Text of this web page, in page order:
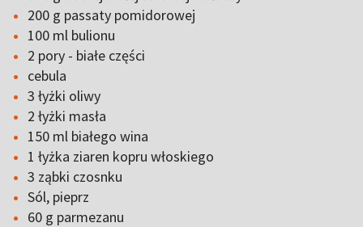
200 g passaty pomidorowej
100 ml bulionu
2 pory - białe części
cebula
3 łyżki oliwy
2 łyżki masła
150 ml białego wina
1 łyżka ziaren kopru włoskiego
3 ząbki czosnku
Sól, pieprz
60 g parmezanu